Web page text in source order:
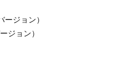
ジョン）
ジョン）